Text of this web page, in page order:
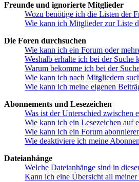
Freunde und ignorierte Mitglieder
Wozu benötige ich die Listen der
Wie kann ich Mitglieder zur Liste
Die Foren durchsuchen
Wie kann ich ein Forum oder
Weshalb erhalte ich bei der Suche
Warum bekomme ich bei der
Wie kann ich nach Mitgliedern
Wie kann ich meine eigenen
Abonnements und Lesezeichen
Was ist der Unterschied zwischen
Wie kann ich ein Lesezeichen auf
Wie kann ich ein Forum
Wie deaktiviere ich meine
Dateianhänge
Welche Dateianhänge sind in
Kann ich eine Übersicht all meiner